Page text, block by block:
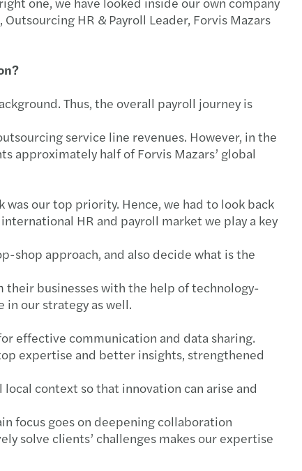
of the Pay Transparency Directive
the power of reporting & data insights
reporting of EU banks: CEE Supplement
report 2024: Forvis Mazars for good
banks: benchmark study 2025
secure cyber path
získal ocenění Best Place to Work
reporting of European banks 2024
Tax Guide 2021 - tisková zpráva
globální rebranding, 21.10. 2020
HR & Payroll Leader, Forvis Mazars
Thus, the overall payroll journey is
service line revenues. However, in the
approximately half of Forvis Mazars’ global
our top priority. Hence, we had to look back
HR and payroll market we play a key
shop approach, and also decide what is the
their businesses with the help of technology-
our strategy as well.
effective communication and data sharing.
expertise and better insights, strengthened
context so that innovation can arise and
focus goes on deepening collaboration
solve clients’ challenges makes our expertise